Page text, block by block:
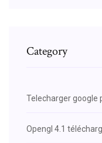
Category
Telecharger google
Opengl 4.1